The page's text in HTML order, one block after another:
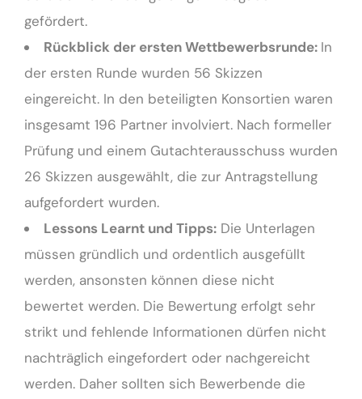
gefördert.
Rückblick der ersten Wettbewerbsrunde: In
der ersten Runde wurden 56 Skizzen
eingereicht. In den beteiligten Konsortien waren
insgesamt 196 Partner involviert. Nach formeller
Prüfung und einem Gutachterausschuss wurden
26 Skizzen ausgewählt, die zur Antragstellung
aufgefordert wurden.
Lessons Learnt und Tipps: Die Unterlagen
müssen gründlich und ordentlich ausgefüllt
werden, ansonsten können diese nicht
bewertet werden. Die Bewertung erfolgt sehr
strikt und fehlende Informationen dürfen nicht
nachträglich eingefordert oder nachgereicht
werden. Daher sollten sich Bewerbende die